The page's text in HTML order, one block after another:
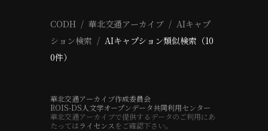
CODH 華北交通アーカイブ
AIキャプ
ション検索
AIキャプション類似検索（10
0件）
華北交通アーカイブ作成委員会
ROIS-DS人文学オープンデータ共同利用センター
華北交通アーカイブで提供するデータのご利用にあ
たってはライセンス をご確認下さい。